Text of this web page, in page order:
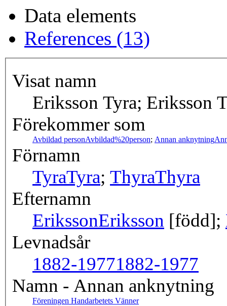
Data elements
References (13)
Visat namn
Eriksson Tyra; Eriksson
Förekommer som
Avbildad personAvbildad%20person; Annan anknytning
Förnamn
TyraTyra; ThyraThyra
Efternamn
ErikssonEriksson [född];
Levnadsår
1882-19771882-1977
Namn - Annan anknytning
Föreningen Handarbetets Vänner